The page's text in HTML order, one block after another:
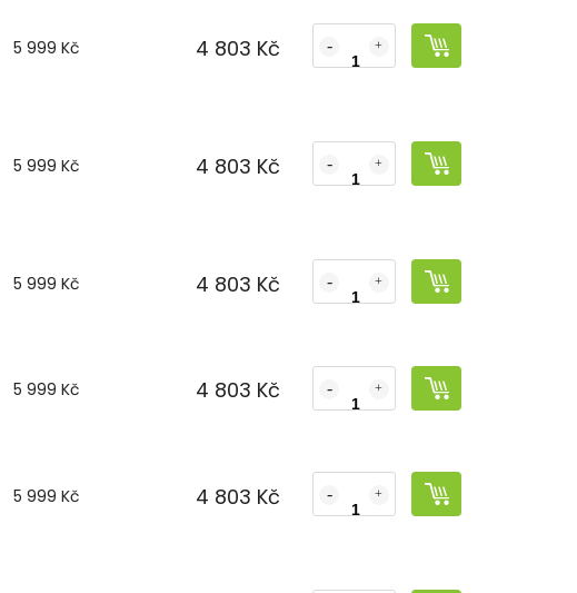
5 999 Kč 4 803 Kč
5 999 Kč 4 803 Kč
5 999 Kč 4 803 Kč
5 999 Kč 4 803 Kč
5 999 Kč 4 803 Kč